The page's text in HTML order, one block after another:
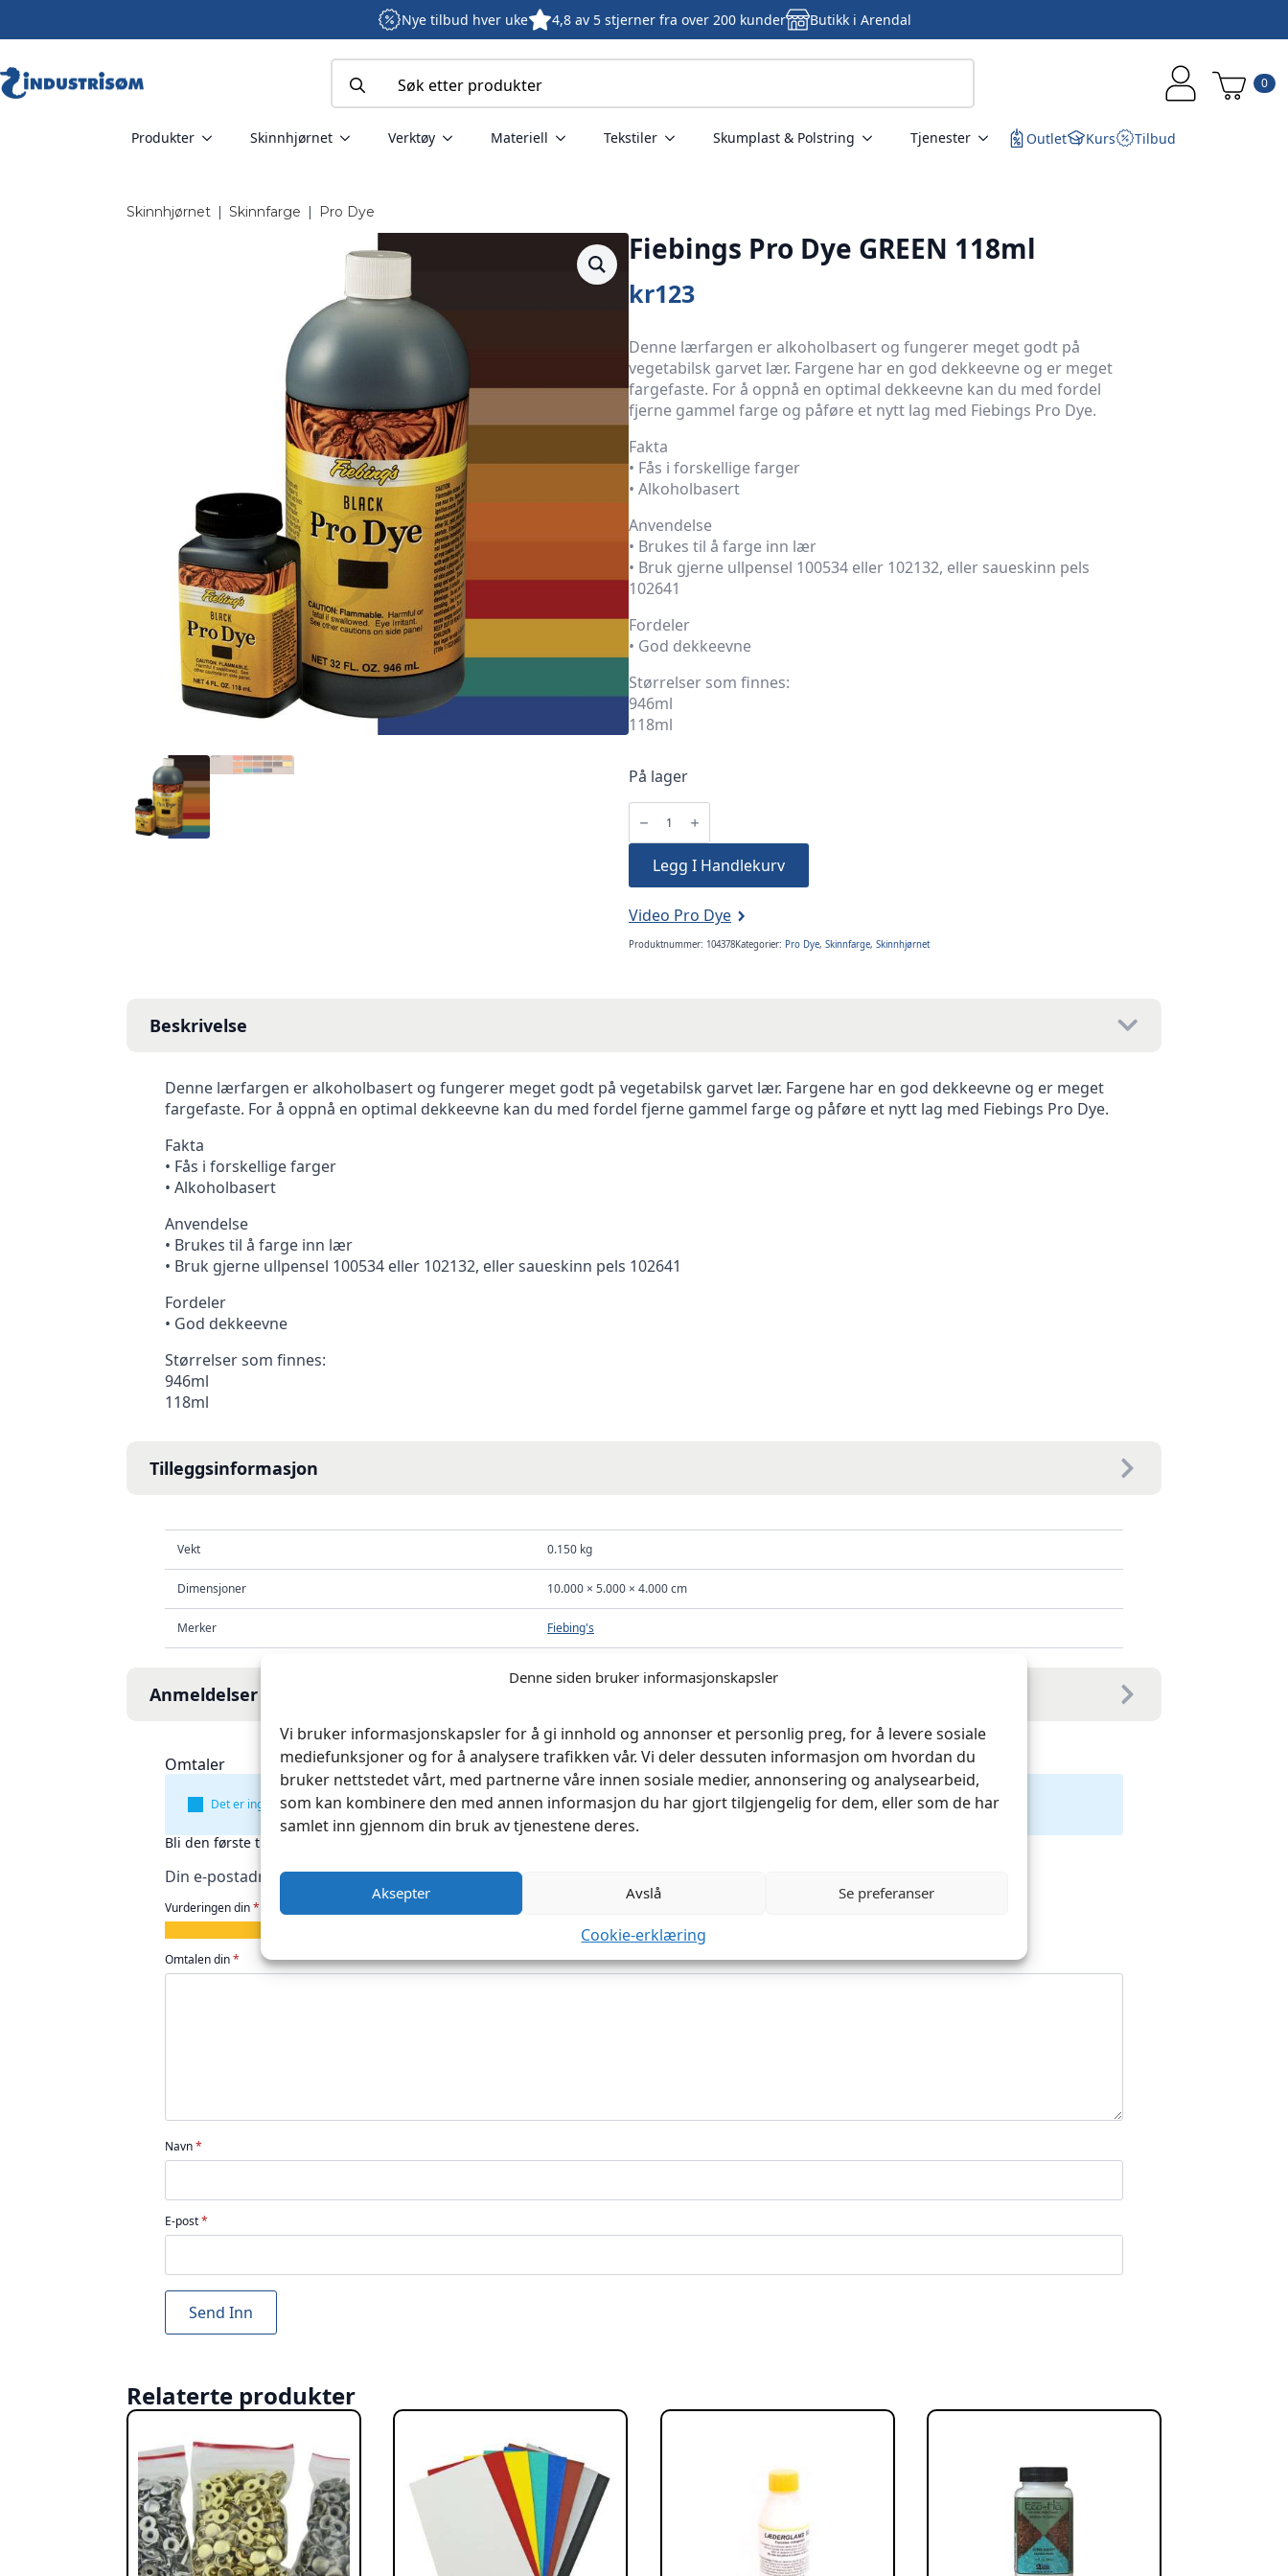
Denne siden bruker informasjonskapsler
Vi bruker informasjonskapsler for å gi innhold og annonser et personlig preg, for å levere sosiale
mediefunksjoner og for å analysere trafikken vår. Vi deler dessuten informasjon om hvordan du
bruker nettstedet vårt, med partnerne våre innen sosiale medier, annonsering og analysearbeid,
som kan kombinere den med annen informasjon du har gjort tilgjengelig for dem, eller som de har
samlet inn gjennom din bruk av tjenestene deres.
Aksepter Avslå Se preferanser
Cookie-erklæring
Nye tilbud hver uke 4,8 av 5 stjerner fra over 200 kunder Butikk i Arendal
for:
0
Produkter Skinnhjørnet Verktøy Materiell Tekstiler Skumplast & Polstring Tjenester Outlet Kurs Tilbud
Skinnhjørnet | Skinnfarge | Pro Dye
Fiebings Pro Dye GREEN 118ml
kr123
Denne lærfargen er alkoholbasert og fungerer meget godt på
vegetabilsk garvet lær. Fargene har en god dekkeevne og er meget
fargefaste. For å oppnå en optimal dekkeevne kan du med fordel
fjerne gammel farge og påføre et nytt lag med Fiebings Pro Dye.
Fakta
• Fås i forskellige farger
• Alkoholbasert
Anvendelse
• Brukes til å farge inn lær
• Bruk gjerne ullpensel 100534 eller 102132, eller saueskinn pels
102641
Fordeler
• God dekkeevne
Størrelser som finnes:
946ml
118ml
På lager
Fiebings
Dye
GREEN
antallLegg I Handlekurv
Video Pro Dye
Produktnummer: 104378Kategorier: Pro Dye, Skinnfarge, Skinnhjørnet
Beskrivelse
Denne lærfargen er alkoholbasert og fungerer meget godt på vegetabilsk garvet lær. Fargene har en god dekkeevne og er meget
fargefaste. For å oppnå en optimal dekkeevne kan du med fordel fjerne gammel farge og påføre et nytt lag med Fiebings Pro Dye.
Fakta
• Fås i forskellige farger
• Alkoholbasert
Anvendelse
• Brukes til å farge inn lær
• Bruk gjerne ullpensel 100534 eller 102132, eller saueskinn pels 102641
Fordeler
• God dekkeevne
Størrelser som finnes:
946ml
118ml
Tilleggsinformasjon
Vekt 0.150 kg
Dimensjoner 10.000 × 5.000 × 4.000 cm
Merker Fiebing's
Anmeldelser
Omtaler
Det er ingen omtaler ennå.
Bli den første til å omtale «Fiebings Pro Dye GREEN 118ml»
Din e-postadresse vil ikke bli publisert.Obligatoriske felt er merket med
Vurderingen din*
av
5
av
5
av
5
av
5
av
5
Omtalen din*
Navn*
E-post*
Relaterte produkter